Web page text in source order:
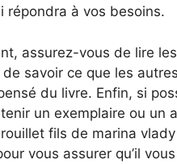
répondra à vos besoins.
assurez-vous de lire les
savoir ce que les autres
du livre. Enfin, si
un exemplaire ou un
fils de marina
vous assurer qu’il vous